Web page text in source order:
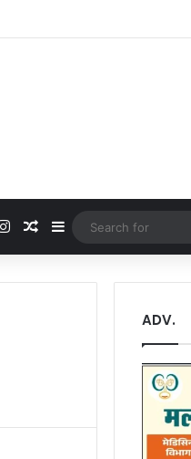
InstagramRandom Article
Sidebar
ADV.